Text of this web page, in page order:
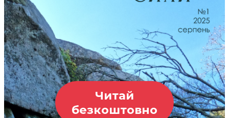
Читай
безкоштовно